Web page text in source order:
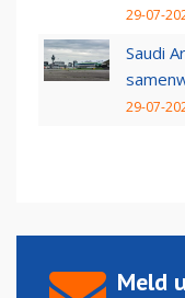
29-07-
Saudi
29-07-
Meld